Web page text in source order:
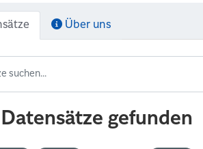
Über uns
Datensätze gefunden